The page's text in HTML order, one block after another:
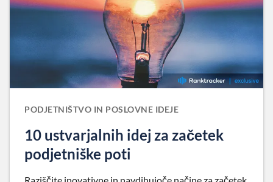
PODJETNIŠTVO IN POSLOVNE IDEJE
10 ustvarjalnih idej za začetek
podjetniške poti
Raziščite inovativne in navdihujoče načine za začetek